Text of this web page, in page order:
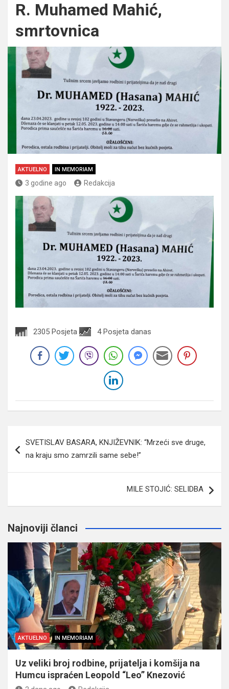
R. Muhamed Mahić,
smrtovnica
AKTUELNO IN MEMORIAM
3 godine ago Redakcija
2305 Posjeta 4 Posjeta danas
članaka
SVETISLAV BASARA, KNJIŽEVNIK: “Mrzeći sve druge,
na kraju smo zamrzili same sebe!”
MILE STOJIĆ: SELIDBA
Najnoviji članci
AKTUELNO IN MEMORIAM
Uz veliki broj rodbine, prijatelja i komšija na
Humcu ispraćen Leopold “Leo” Knezović